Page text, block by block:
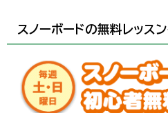
スノーボードの無料レッス